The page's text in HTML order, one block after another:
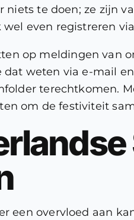
niets te doen; ze zijn
even registreren
op meldingen van
weten via e-mail
terechtkomen.
om de festiviteit
een overvloed aan